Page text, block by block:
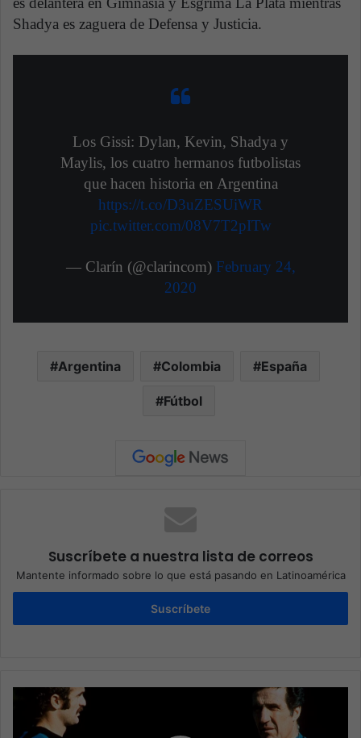
Shadya es zaguera de Defensa y Justicia.
Los Gissi: Dylan, Kevin, Shadya y
Maylis, los cuatro hermanos futbolistas
que hacen historia en Argentina
https://t.co/D3uZESUiWR
pic.twitter.com/08V7T2pITw
— Clarín (@clarincom) February 24,
2020
Argentina Colombia España
Fútbol
Suscríbete a nuestra lista de correos
Mantente informado sobre lo que está pasando en Latinoamérica
Suscríbete